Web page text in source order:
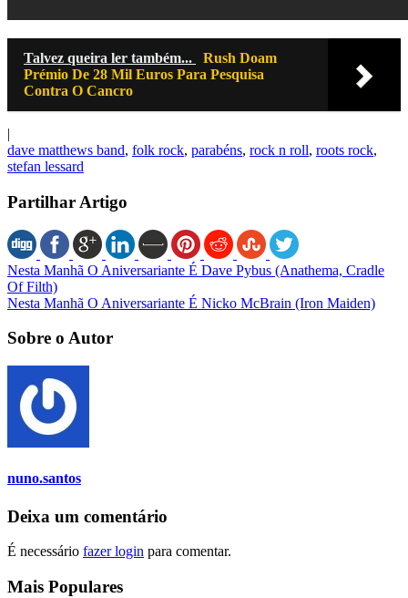
Talvez queira ler também...
Rush Doam
Prémio De 28 Mil Euros Para Pesquisa
Contra O Cancro
|
dave matthews band, folk rock, parabéns, rock n roll, roots rock,
stefan lessard
Partilhar Artigo
Nesta Manhã O Aniversariante É Dave Pybus (Anathema, Cradle
Of Filth)
Nesta Manhã O Aniversariante É Nicko McBrain (Iron Maiden)
Sobre o Autor
nuno.santos
Deixa um comentário
É necessário fazer login para comentar.
Mais Populares